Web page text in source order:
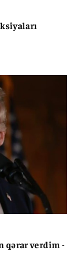
verdim -